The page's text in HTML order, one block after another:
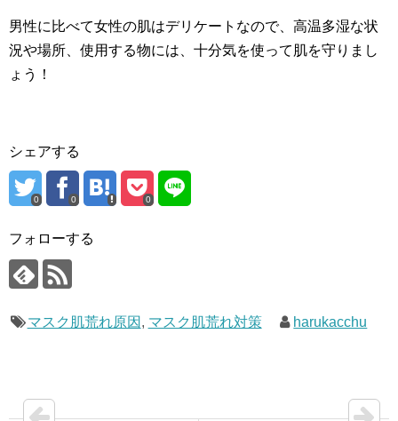
男性に比べて女性の肌はデリケートなので、高温多湿な状
況や場所、使用する物には、十分気を使って肌を守りまし
ょう！
シェアする
0 0 0
フォローする
マスク肌荒れ原因 , マスク肌荒れ対策 harukacchu